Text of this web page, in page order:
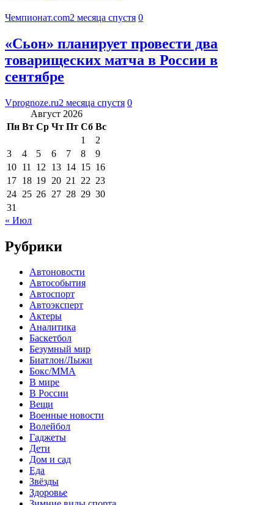
Чемпионат.com2 месяца спустя 0
«Сьон» планирует провести два
товарищеских матча в России в
сентябре
Vprognoze.ru2 месяца спустя 0
Август 2026
Пн Вт Ср Чт Пт Сб Вс
1
2
3
4 5 6 7 8
9
10 11 12 13 14 15 16
17 18 19 20 21 22 23
24 25 26 27 28 29 30
31
« Июл
Рубрики
Автоновости
Автособытия
Автоспорт
Автоэксперт
Актеры
Аналитика
Баскетбол
Безумный мир
Биатлон/Лыжи
Бокс/MMA
В мире
В России
Вещи
Военные новости
Волейбол
Гаджеты
Дети
Дом и сад
Еда
Звёзды
Здоровье